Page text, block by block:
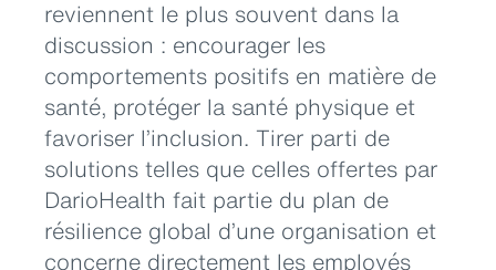
reviennent le plus souvent dans la
discussion : encourager les
comportements positifs en matière de
santé, protéger la santé physique et
favoriser l’inclusion. Tirer parti de
solutions telles que celles offertes par
DarioHealth fait partie du plan de
résilience global d’une organisation et
concerne directement les employés